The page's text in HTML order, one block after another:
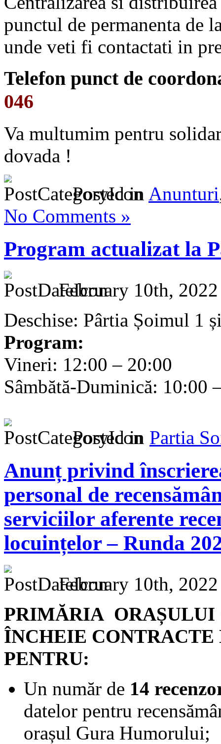
punctul de permanenta de
unde veti fi contactati in
Telefon punct de
046
Va multumim pentru
dovada !
Posted in Anunturi
No Comments »
Program actualizat la
February 10th,
Deschise: Pârtia Șoimul 1
Program:
Vineri: 12:00 – 20:00
Sâmbătă-Duminică: 10:00
Posted in Partia
Anunț privind
personal de
serviciilor aferente
locuințelor – Runda
February 10th,
PRIMĂRIA ORAȘULUI
ÎNCHEIE
PENTRU:
Un număr de 14
datelor pentru
orașul Gura Humorului;